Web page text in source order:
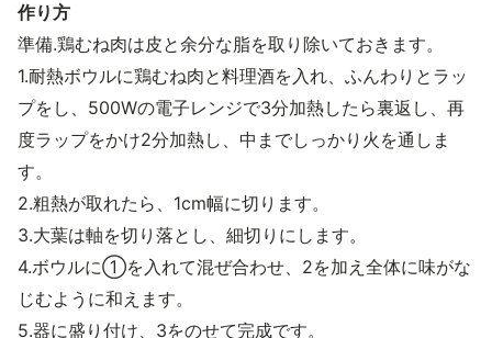
作り方
準備.鶏むね肉は皮と余分な脂を取り除いておきます。
1.耐熱ボウルに鶏むね肉と料理酒を入れ、ふんわりとラッ
プをし、500Wの電子レンジで3分加熱したら裏返し、再
度ラップをかけ2分加熱し、中までしっかり火を通しま
す。
2.粗熱が取れたら、1cm幅に切ります。
3.大葉は軸を切り落とし、細切りにします。
4.ボウルに①を入れて混ぜ合わせ、2を加え全体に味がな
じむように和えます。
5.器に盛り付け、3をのせて完成です。